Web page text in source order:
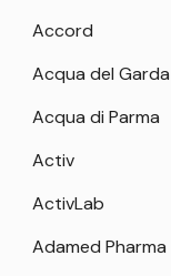
Accord
Acqua del Garda
Acqua di Parma
Activ
ActivLab
Adamed Pharma